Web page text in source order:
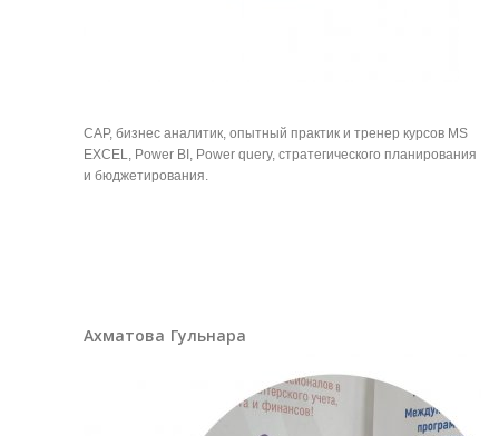
САР, бизнес аналитик, опытный практик и тренер курсов MS
EXCEL, Power BI, Power query, стратегического планирования
и бюджетирования.
Ахматова Гульнара